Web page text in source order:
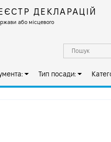
ДЕКЛАРАЦІЙ
або місцевого
Тип посади: